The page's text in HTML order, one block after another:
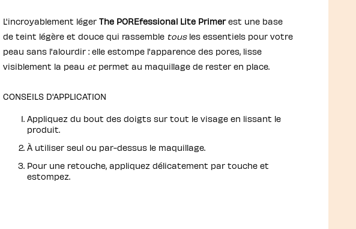
L'incroyablement léger The POREfessional Lite Primerest une base
de teint légère et douce qui rassemble tousles essentiels pour votre
peau sans l'alourdir : elle estompe l'apparence des pores, lisse
visiblement la peau etpermet au maquillage de rester en place.
CONSEILS D'APPLICATION
Appliquez du bout des doigts sur tout le visage en lissant le
produit.
À utiliser seul ou par-dessus le maquillage.
Pour une retouche, appliquez délicatement par touche et
estompez.